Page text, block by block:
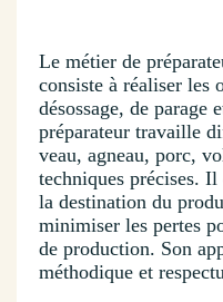
Le métier de
consiste à réaliser les
désossage, de parage
préparateur travaille
veau, agneau, porc,
techniques précises.
la destination du
minimiser les pertes
de production. Son
méthodique et